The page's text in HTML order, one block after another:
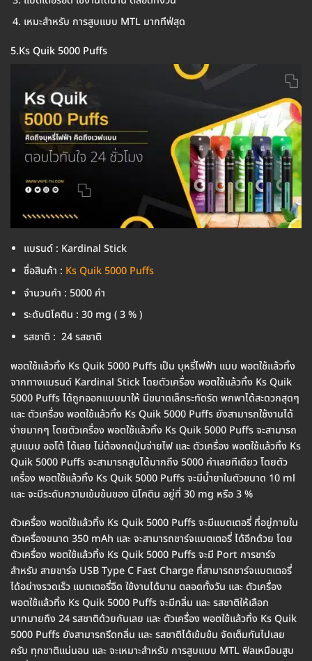
เหมะสำหรับ การสูบแบบ MTL มากทีฟ่สุด
5.Ks Quik 5000 Puffs
แบรนด์ : Kardinal Stick
ชื่อสินค้า : Ks Quik 5000 Puffs
จำนวนคำ : 5000 คำ
ระดับนิโคติน : 30 mg ( 3 % )
รสชาติ : 24 รสชาติ
พอตใช้แล้วทิ้ง Ks Quik 5000 Puffs เป็น บุหรี่ไฟฟ้า แบบ พอตใช้แล้วทิ้ง
จากทางแบรนด์ Kardinal Stick โดยตัวเครื่อง พอตใช้แล้วทิ้ง Ks Quik
5000 Puffs ได้ถูกออกแบบมาให้ มีขนาดเล็กระทัดรัด พกพาได้สะดวกสุดๆ
และ ตัวเครื่อง พอตใช้แล้วทิ้ง Ks Quik 5000 Puffs ยังสามารถใช้งานได้
ง่ายมากๆ โดยตัวเครื่อง พอตใช้แล้วทิ้ง Ks Quik 5000 Puffs จะสามารถ
สูบแบบ ออโต้ ได้เลย ไม่ต้องกดปุ่มจ่ายไฟ และ ตัวเครื่อง พอตใช้แล้วทิ้ง Ks
Quik 5000 Puffs จะสามารถสูบได้มากถึง 5000 คำเลยทีเดียว โดยตัว
เครื่อง พอตใช้แล้วทิ้ง Ks Quik 5000 Puffs จะมีน้ำยาในตัวขนาด 10 ml
และ จะมีระดับความเข้มข้นของ นิโคติน อยู่ที่ 30 mg หรือ 3 %
ตัวเครื่อง พอตใช้แล้วทิ้ง Ks Quik 5000 Puffs จะมีแบตเตอรี่ ที่อยู่ภายใน
ตัวเครื่องขนาด 350 mAh และ จะสามารถชาร์จแบตเตอรี่ ได้อีกด้วย โดย
ตัวเครื่อง พอตใช้แล้วทิ้ง Ks Quik 5000 Puffs จะมี Port การชาร์จ
สำหรับ สายชาร์จ USB Type C Fast Charge ที่สามารถชาร์จแบตเตอรี่
ได้อย่างรวดเร็ว แบตเตอรี่อึด ใช้งานได้นาน ตลอดทั้งวัน และ ตัวเครื่อง
พอตใช้แล้วทิ้ง Ks Quik 5000 Puffs จะมีกลิ่น และ รสชาติให้เลือก
มากมายถึง 24 รสชาติด้วยกันเลย และ ตัวเครื่อง พอตใช้แล้วทิ้ง Ks Quik
5000 Puffs ยังสามารถรีดกลิ่น และ รสชาติได้เข้มข้น จัดเต็มกันไปเลย
ครับ ทุกชาติแน่นอน และ จะเหมาะสำหรับ การสูบแบบ MTL ฟิลเหมือนสูบ